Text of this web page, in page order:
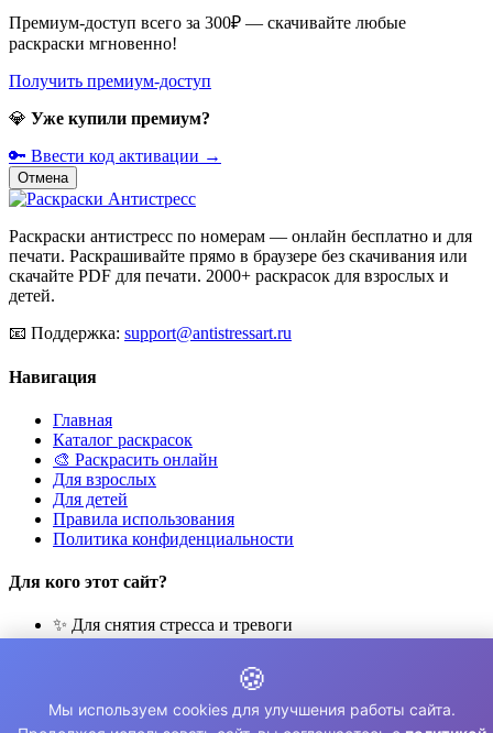
Премиум-доступ всего за 300₽ — скачивайте любые
раскраски мгновенно!
Получить премиум-доступ
💎 Уже купили премиум?
🔑 Ввести код активации →
Отмена
Раскраски антистресс по номерам — онлайн бесплатно и для
печати. Раскрашивайте прямо в браузере без скачивания или
скачайте PDF для печати. 2000+ раскрасок для взрослых и
детей.
📧 Поддержка: support@antistressart.ru
Навигация
Главная
Каталог раскрасок
🎨 Раскрасить онлайн
Для взрослых
Для детей
Правила использования
Политика конфиденциальности
Для кого этот сайт?
✨ Для снятия стресса и тревоги
🧘 Для медитации и расслабления
👨‍👩‍👧‍👦 Для семейного досуга
© 2026 Раскраски Антистресс. Все права защищены.
🍪
Мы используем cookies для улучшения работы сайта.